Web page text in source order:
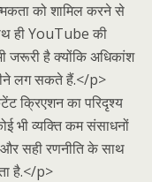
को शामिल करने से
ही YouTube की
जरूरी है क्योंकि अधिकांश
लग सकते हैं.</p>
का परिदृश्य
भी व्यक्ति कम संसाधनों
सही रणनीति के साथ
है.</p>